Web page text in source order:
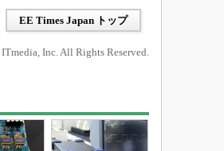
EE Times Japan トップ
Inc. All Rights Reserved.